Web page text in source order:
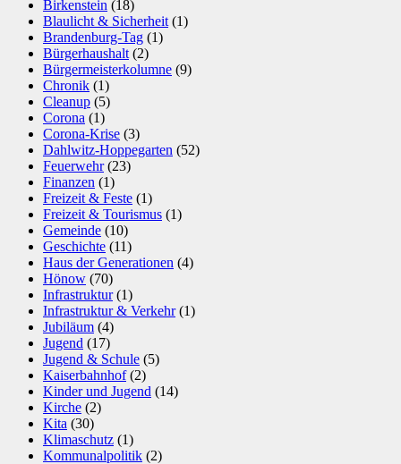
Birkenstein (18)
Blaulicht & Sicherheit(1)
Brandenburg-Tag (1)
Bürgerhaushalt(2)
Bürgermeisterkolumne (9)
Chronik (1)
Cleanup (5)
Corona (1)
Corona-Krise (3)
Dahlwitz-Hoppegarten (52)
Feuerwehr(23)
Finanzen (1)
Freizeit & Feste (1)
Freizeit & Tourismus (1)
Gemeinde (10)
Geschichte (11)
Haus der Generationen (4)
Hönow (70)
Infrastruktur(1)
Infrastruktur & Verkehr(1)
Jubiläum (4)
Jugend (17)
Jugend & Schule (5)
Kaiserbahnhof(2)
Kinder und Jugend (14)
Kirche (2)
Kita (30)
Klimaschutz (1)
Kommunalpolitik (2)